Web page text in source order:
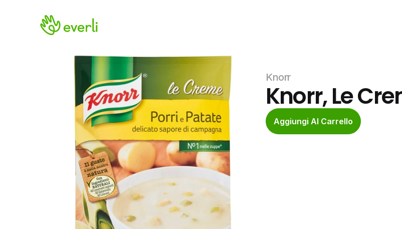
Knorr
Knorr, Le
Aggiungi Al Carrello